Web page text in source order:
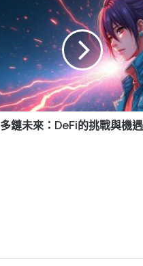
多鏈未來：DeFi的挑戰與機